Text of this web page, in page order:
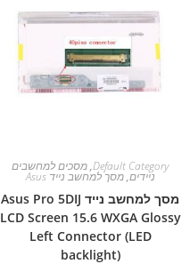
Default Category
,מסכים למחשבים
ניידים,מסך למחשב נייד Asus
מסך למחשב נייד Asus Pro 5DIJ
LCD Screen 15.6 WXGA Glossy
Left Connector (LED
backlight)